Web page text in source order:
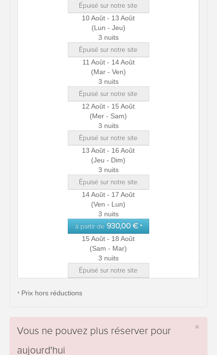
Épuisé sur notre site
10 Août - 13 Août
(Lun - Jeu)
3 nuits
Épuisé sur notre site
11 Août - 14 Août
(Mar - Ven)
3 nuits
Épuisé sur notre site
12 Août - 15 Août
(Mer - Sam)
3 nuits
Épuisé sur notre site
13 Août - 16 Août
(Jeu - Dim)
3 nuits
Épuisé sur notre site
14 Août - 17 Août
(Ven - Lun)
3 nuits
à partir de 930,00 € *
15 Août - 18 Août
(Sam - Mar)
3 nuits
Épuisé sur notre site
* Prix hors réductions
×
Vous ne pouvez plus réserver pour
aujourd'hui